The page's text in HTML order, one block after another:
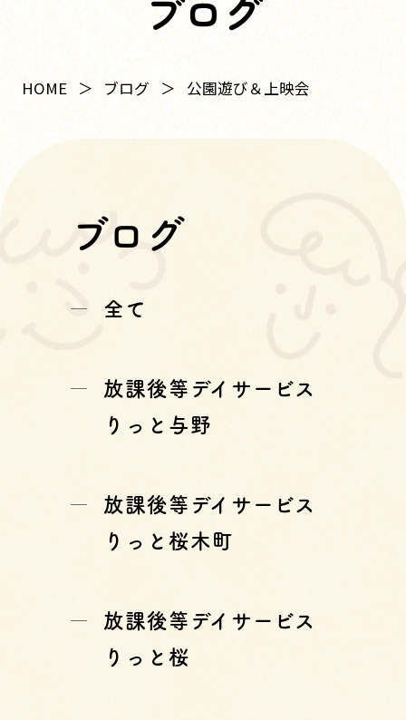
ブログ
HOME ブログ 公園遊び＆上映会
ブログ
全て
放課後等デイサービス
りっと与野
放課後等デイサービス
りっと桜木町
放課後等デイサービス
りっと桜